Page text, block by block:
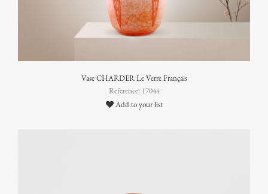
Vase CHARDER Le Verre Français
Reference: 17044
Add to your list